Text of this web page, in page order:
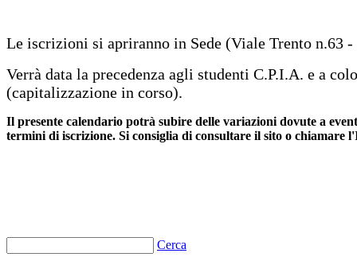
Le iscrizioni si apriranno in Sede (Viale Trento n.63
Verrà data la precedenza agli studenti C.P.I.A. e a
(capitalizzazione in corso).
Il presente calendario potrà subire delle variazioni dovute a
termini di iscrizione. Si consiglia di consultare il sito o chiamare
Cerca